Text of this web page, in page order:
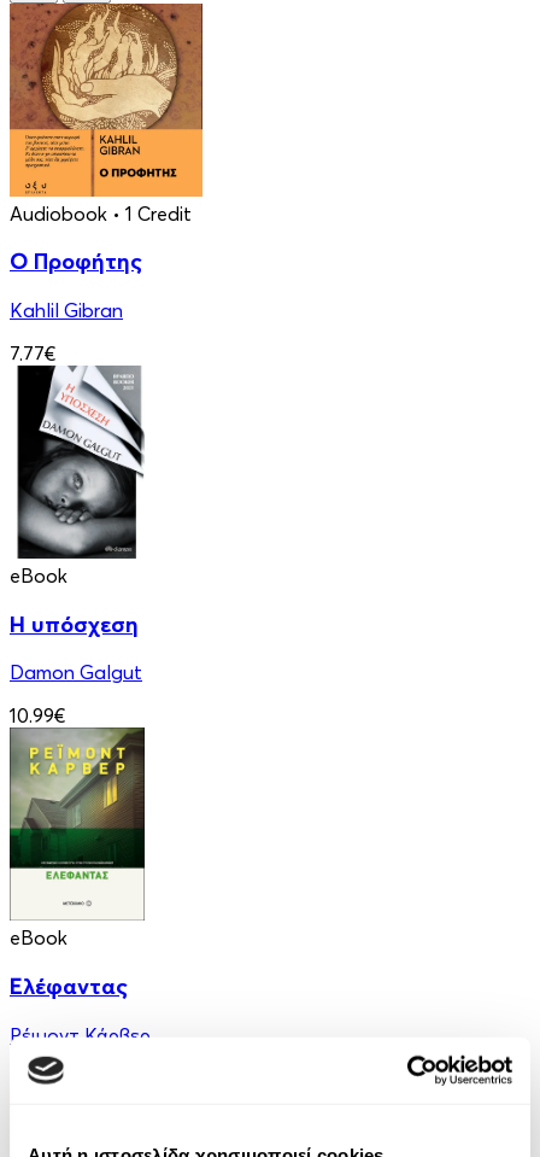
Audiobook • 1 Credit
Ο Προφήτης
Kahlil Gibran
7.77€
eBook
Η υπόσχεση
Damon Galgut
10.99€
eBook
Ελέφαντας
Ρέιμοντ Κάρβερ
7.99€